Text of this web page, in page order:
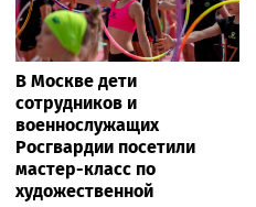
В Москве дети
сотрудников и
военнослужащих
Росгвардии посетили
мастер-класс по
художественной